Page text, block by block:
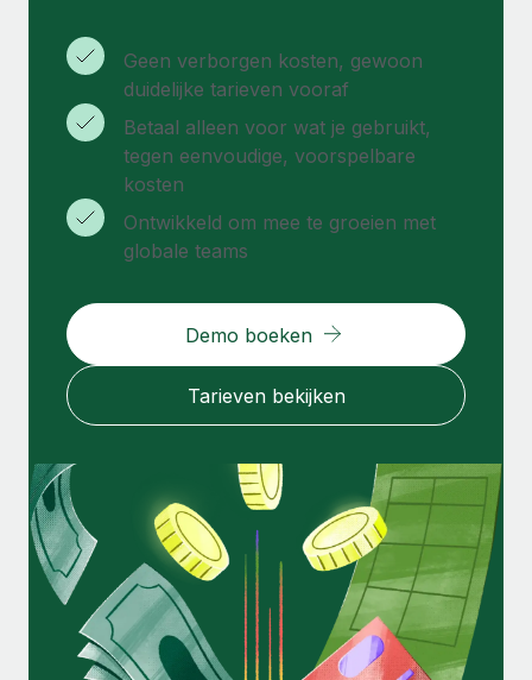
Geen verborgen kosten, gewoon
duidelijke tarieven vooraf
Betaal alleen voor wat je gebruikt,
tegen eenvoudige, voorspelbare
kosten
Ontwikkeld om mee te groeien met
globale teams
Demo boeken
Tarieven bekijken